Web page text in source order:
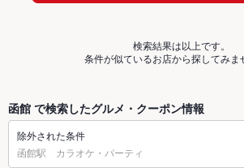
検索結果は以上です。
条件が似ているお店から探してみま
函館 で検索したグルメ・クーポン情報
除外された条件
函館駅 カラオケ・パーティ